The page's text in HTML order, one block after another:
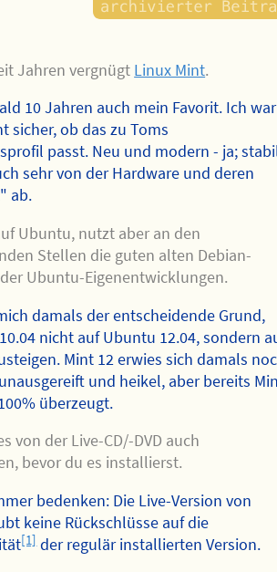
Jahren vergnügt Linux Mint.
10 Jahren auch mein Favorit. Ich war
sicher, ob das zu Toms
passt. Neu und modern - ja;
sehr von der Hardware und deren
ab.
Ubuntu, nutzt aber an den
Stellen die guten alten Debian-
Ubuntu-Eigenentwicklungen.
damals der entscheidende Grund,
nicht auf Ubuntu 12.04, sondern
Mint 12 erwies sich damals
und heikel, aber bereits
überzeugt.
von der Live-CD/-DVD auch
bevor du es installierst.
bedenken: Die Live-Version von
keine Rückschlüsse auf die
[1]der regulär installierten Version.